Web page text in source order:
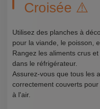
Croisée ⚠️
Utilisez des planches à
pour la viande, le poisson,
Rangez les aliments crus
dans le réfrigérateur.
Assurez-vous que tous les
correctement couverts
à l'air.